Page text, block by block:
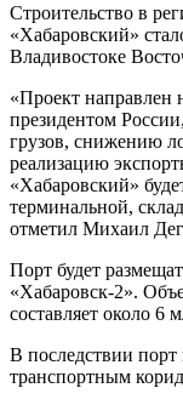
Строительство в
«Хабаровский»
Владивостоке
«Проект направлен
президентом
грузов, снижению
реализацию
«Хабаровский»
терминальной,
отметил Михаил
Порт будет
«Хабаровск-2».
составляет около 6
В последствии
транспортным